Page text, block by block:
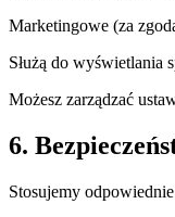
Marketingowe (za
Służą do wyświetlania
Możesz zarządzać
6.
Stosujemy